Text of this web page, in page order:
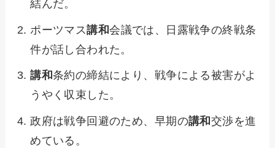
結んだ。
ポーツマス講和会議では、日露戦争の終戦条
件が話し合われた。
講和条約の締結により、戦争による被害がよ
うやく収束した。
政府は戦争回避のため、早期の講和 交渉を進
めている。